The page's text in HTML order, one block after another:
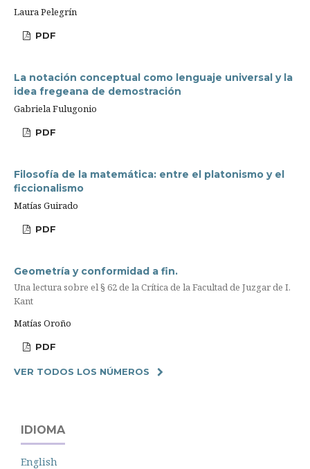
Laura Pelegrín
PDF
La notación conceptual como lenguaje universal y la
idea fregeana de demostración
Gabriela Fulugonio
PDF
Filosofía de la matemática: entre el platonismo y el
ficcionalismo
Matías Guirado
PDF
Geometría y conformidad a fin.
Una lectura sobre el § 62 de la Crítica de la Facultad de Juzgar de I.
Kant
Matías Oroño
PDF
VER TODOS LOS NÚMEROS
IDIOMA
English